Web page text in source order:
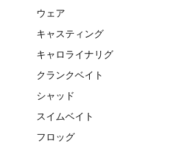
ウェア
キャスティング
キャロライナリグ
クランクベイト
シャッド
スイムベイト
フロッグ